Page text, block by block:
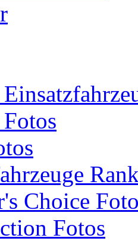
Choice
Fotos